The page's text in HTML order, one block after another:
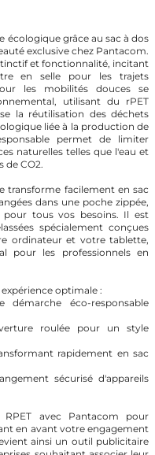
écologique grâce au sac à dos
exclusive chez Pantacom.
et fonctionnalité, incitant
en selle pour les trajets
les mobilités douces se
utilisant du rPET
la réutilisation des déchets
liée à la production de
permet de limiter
naturelles telles que l'eau et
de CO2.
transforme facilement en sac
dans une poche zippée,
pour tous vos besoins. Il est
spécialement conçues
ordinateur et votre tablette,
pour les professionnels en
optimale :
éco-responsable
roulée pour un style
rapidement en sac
sécurisé d'appareils
avec Pantacom pour
en avant votre engagement
ainsi un outil publicitaire